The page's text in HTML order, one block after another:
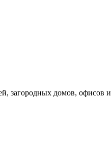
загородных домов, офисов